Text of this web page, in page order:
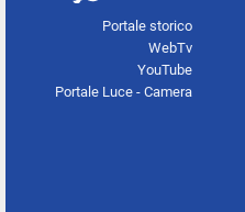
Portale storico
WebTv
YouTube
Portale Luce - Camera